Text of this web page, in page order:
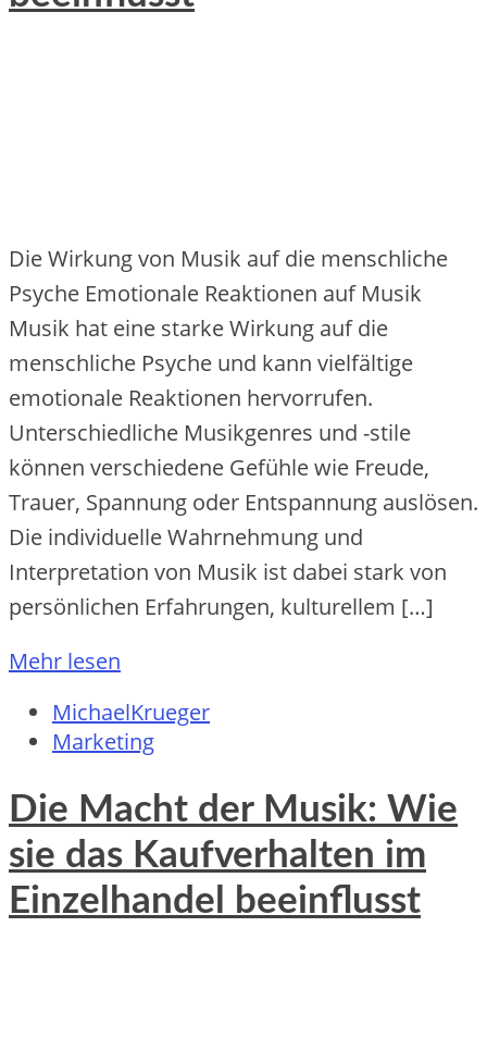
Die Wirkung von Musik auf die menschliche
Psyche Emotionale Reaktionen auf Musik
Musik hat eine starke Wirkung auf die
menschliche Psyche und kann vielfältige
emotionale Reaktionen hervorrufen.
Unterschiedliche Musikgenres und -stile
können verschiedene Gefühle wie Freude,
Trauer, Spannung oder Entspannung auslösen.
Die individuelle Wahrnehmung und
Interpretation von Musik ist dabei stark von
persönlichen Erfahrungen, kulturellem […]
Mehr lesen
MichaelKrueger
Marketing
Die Macht der Musik: Wie
sie das Kaufverhalten im
Einzelhandel beeinflusst